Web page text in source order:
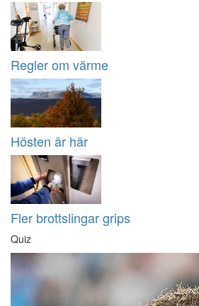
Regler om värme
Hösten är här
Fler brottslingar grips
Quiz